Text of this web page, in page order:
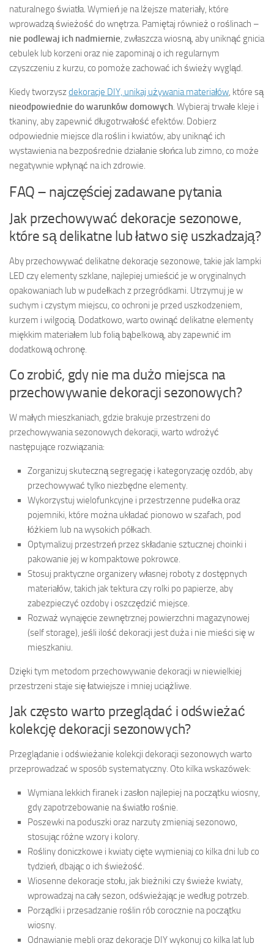
naturalnego światła. Wymień je na lżejsze materiały, które
wprowadzą świeżość do wnętrza. Pamiętaj również o roślinach –
nie podlewaj ich nadmiernie , zwłaszcza wiosną, aby uniknąć gnicia
cebulek lub korzeni oraz nie zapominaj o ich regularnym
czyszczeniu z kurzu, co pomoże zachować ich świeży wygląd.
Kiedy tworzyszdekoracje DIY, unikaj używania materiałów , które są
nieodpowiednie do warunków domowych . Wybieraj trwałe kleje i
tkaniny, aby zapewnić długotrwałość efektów. Dobierz
odpowiednie miejsce dla roślin i kwiatów, aby uniknąć ich
wystawienia na bezpośrednie działanie słońca lub zimno, co może
negatywnie wpłynąć na ich zdrowie.
FAQ – najczęściej zadawane pytania
Jak przechowywać dekoracje sezonowe,
które są delikatne lub łatwo się uszkadzają?
Aby przechowywać delikatne dekoracje sezonowe, takie jak lampki
LED czy elementy szklane, najlepiej umieścić je w oryginalnych
opakowaniach lub w pudełkach z przegródkami. Utrzymuj je w
suchym i czystym miejscu, co ochroni je przed uszkodzeniem,
kurzem i wilgocią. Dodatkowo, warto owinąć delikatne elementy
miękkim materiałem lub folią bąbelkową, aby zapewnić im
dodatkową ochronę.
Co zrobić, gdy nie ma dużo miejsca na
przechowywanie dekoracji sezonowych?
W małych mieszkaniach, gdzie brakuje przestrzeni do
przechowywania sezonowych dekoracji, warto wdrożyć
następujące rozwiązania:
Zorganizuj skuteczną segregację i kategoryzację ozdób, aby
przechowywać tylko niezbędne elementy.
Wykorzystuj wielofunkcyjne i przestrzenne pudełka oraz
pojemniki, które można układać pionowo w szafach, pod
łóżkiem lub na wysokich półkach.
Optymalizuj przestrzeń przez składanie sztucznej choinki i
pakowanie jej w kompaktowe pokrowce.
Stosuj praktyczne organizery własnej roboty z dostępnych
materiałów, takich jak tektura czy rolki po papierze, aby
zabezpieczyć ozdoby i oszczędzić miejsce.
Rozważ wynajęcie zewnętrznej powierzchni magazynowej
(self storage), jeśli ilość dekoracji jest duża i nie mieści się w
mieszkaniu.
Dzięki tym metodom przechowywanie dekoracji w niewielkiej
przestrzeni staje się łatwiejsze i mniej uciążliwe.
Jak często warto przeglądać i odświeżać
kolekcję dekoracji sezonowych?
Przeglądanie i odświeżanie kolekcji dekoracji sezonowych warto
przeprowadzać w sposób systematyczny. Oto kilka wskazówek:
Wymiana lekkich firanek i zasłon najlepiej na początku wiosny,
gdy zapotrzebowanie na światło rośnie.
Poszewki na poduszki oraz narzuty zmieniaj sezonowo,
stosując różne wzory i kolory.
Rośliny doniczkowe i kwiaty cięte wymieniaj co kilka dni lub co
tydzień, dbając o ich świeżość.
Wiosenne dekoracje stołu, jak bieżniki czy świeże kwiaty,
wprowadzaj na cały sezon, odświeżając je według potrzeb.
Porządki i przesadzanie roślin rób corocznie na początku
wiosny.
Odnawianie mebli oraz dekoracje DIY wykonuj co kilka lat lub